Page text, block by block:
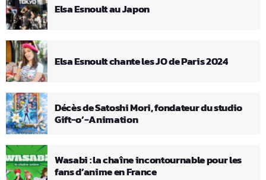
Elsa Esnoult au Japon
Elsa Esnoult chante les JO de Paris 2024
Décès de Satoshi Mori, fondateur du studio
Gift-o’-Animation
Wasabi : la chaîne incontournable pour les
fans d’anime en France